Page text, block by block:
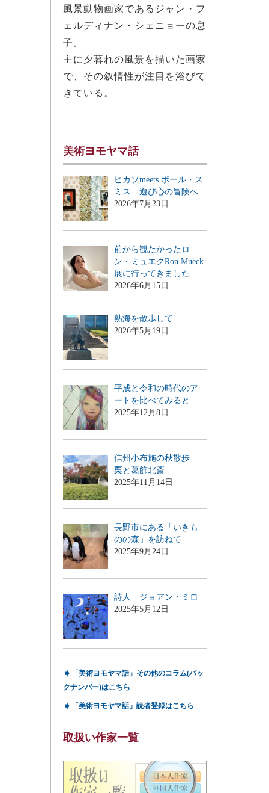
風景動物画家であるジャン・フ
ェルディナン・シェニョーの息
子。
主に夕暮れの風景を描いた画家
で、その叙情性が注目を浴びて
きている。
美術ヨモヤマ話
ピカソmeets ポール・ス
ミス 遊び心の冒険へ
2026年7月23日
前から観たかったロ
ン・ミュエクRon Mueck
展に行ってきました
2026年6月15日
熱海を散歩して
2026年5月19日
平成と令和の時代のア
ートを比べてみると
2025年12月8日
信州小布施の秋散歩
栗と葛飾北斎
2025年11月14日
長野市にある「いきも
のの森」を訪ねて
2025年9月24日
詩人 ジョアン・ミロ
2025年5月12日
➧
「美術ヨモヤマ話」その他のコラム(バッ
クナンバー)はこちら
➧ 「美術ヨモヤマ話」読者登録はこちら
取扱い作家一覧